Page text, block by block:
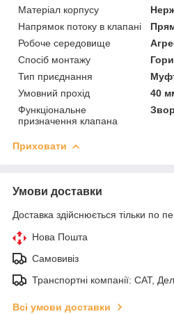
Матеріал корпусу
Напрямок потоку в клапані
Робоче середовище
Спосіб монтажу
Тип приєднання
Умовний прохід
40
Функціональне
призначення клапана
Приховати
Умови доставки
Доставка здійснюється тільки по
Нова Пошта
Самовивіз
Транспортні компанії: САТ,
Всі умови доставки